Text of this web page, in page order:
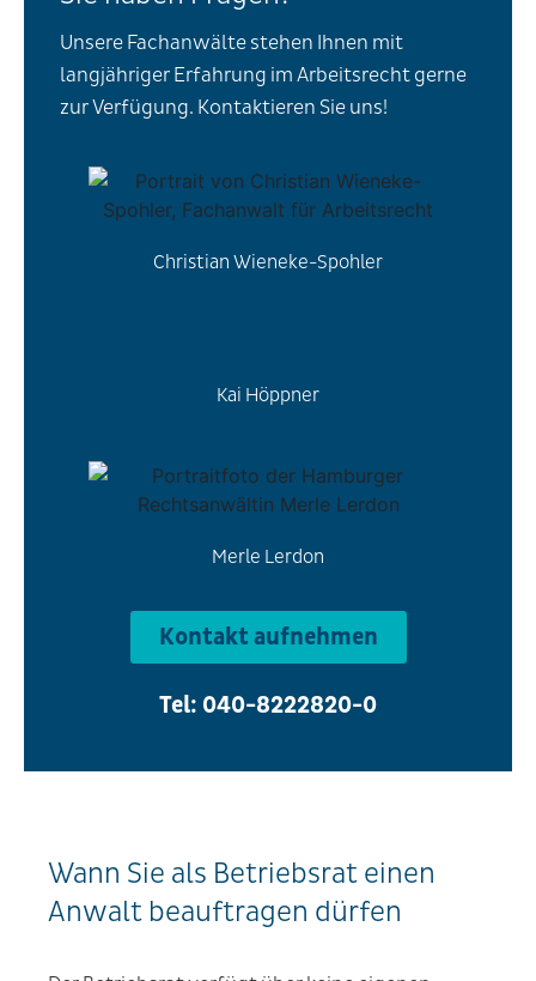
Unsere Fachanwälte stehen Ihnen mit
langjähriger Erfahrung im Arbeitsrecht gerne
zur Verfügung. Kontaktieren Sie uns!
Christian Wieneke-Spohler
Kai Höppner
Merle Lerdon
Kontakt aufnehmen
Tel: 040-8222820-0
Wann Sie als Betriebsrat einen
Anwalt beauftragen dürfen